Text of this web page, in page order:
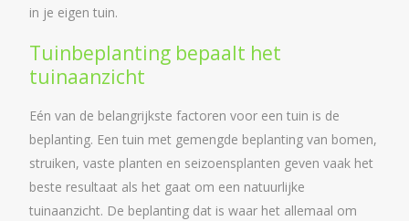
in je eigen tuin.
Tuinbeplanting bepaalt het
tuinaanzicht
Eén van de belangrijkste factoren voor een tuin is de
beplanting. Een tuin met gemengde beplanting van bomen,
struiken, vaste planten en seizoensplanten geven vaak het
beste resultaat als het gaat om een natuurlijke
tuinaanzicht. De beplanting dat is waar het allemaal om